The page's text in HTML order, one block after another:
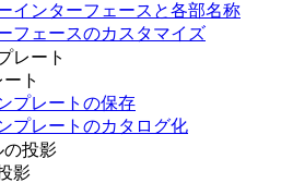
インターフェースと各部名称
フェースのカスタマイズ
レート
ト
プレートの保存
プレートのカタログ化
の投影
影